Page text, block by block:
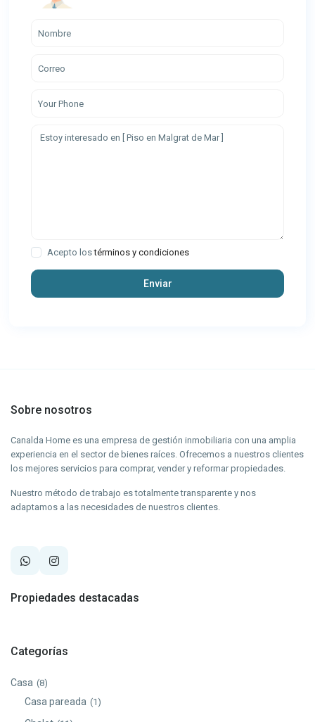
Acepto lostérminos y condiciones
Sobre nosotros
Canalda Home es una empresa de gestión inmobiliaria con una amplia
experiencia en el sector de bienes raíces. Ofrecemos a nuestros clientes
los mejores servicios para comprar, vender y reformar propiedades.
Nuestro método de trabajo es totalmente transparente y nos
adaptamos a las necesidades de nuestros clientes.
Propiedades destacadas
Categorías
Casa (8)
Casa pareada (1)